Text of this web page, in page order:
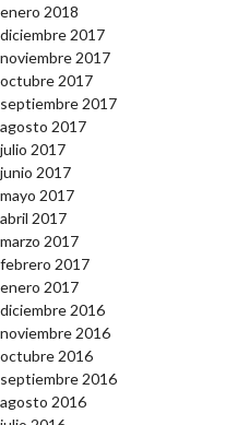
enero 2018
diciembre 2017
noviembre 2017
octubre 2017
septiembre 2017
agosto 2017
julio 2017
junio 2017
mayo 2017
abril 2017
marzo 2017
febrero 2017
enero 2017
diciembre 2016
noviembre 2016
octubre 2016
septiembre 2016
agosto 2016